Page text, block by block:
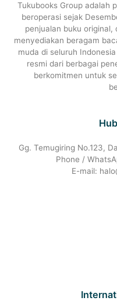
Tukubooks Group adalah
beroperasi sejak
penjualan buku
menyediakan beragam
muda di seluruh
resmi dari berbagai
berkomitmen untuk
Gg. Temugiring No.123,
Phone /
E-mail: